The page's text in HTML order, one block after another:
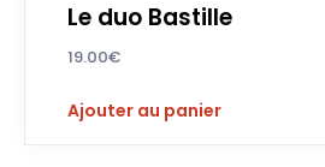
Le duo Bastille
19.00€
Ajouter au panier